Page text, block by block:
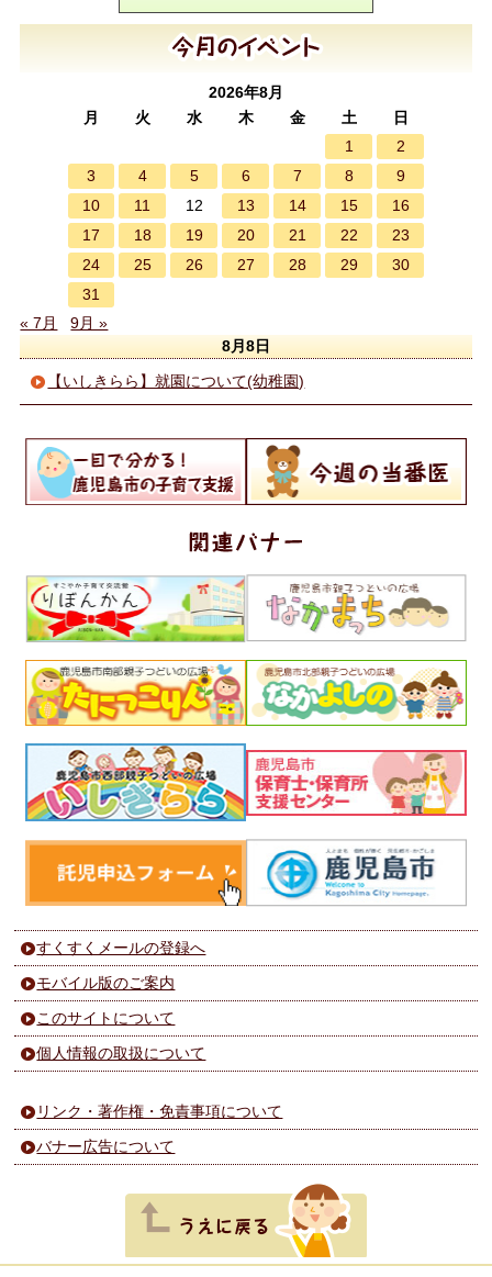
2026年8月
月
火 水 木 金 土
日
1
2
3
4 5 6 7 8
9
10
11 12 13 14 15
16
17
18 19 20 21 22
23
24
25 26 27 28 29
30
31
« 7月
9月 »
8月8日
【いしきらら】就園について(幼稚園)
すくすくメールの登録へ
モバイル版のご案内
このサイトについて
個人情報の取扱について
リンク・著作権・免責事項について
バナー広告について